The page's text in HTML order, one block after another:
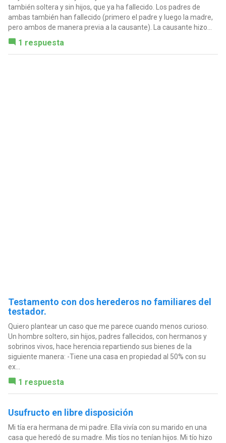
también soltera y sin hijos, que ya ha fallecido. Los padres de
ambas también han fallecido (primero el padre y luego la madre,
pero ambos de manera previa a la causante). La causante hizo...
1 respuesta
Testamento con dos herederos no familiares del
testador.
Quiero plantear un caso que me parece cuando menos curioso.
Un hombre soltero, sin hijos, padres fallecidos, con hermanos y
sobrinos vivos, hace herencia repartiendo sus bienes de la
siguiente manera: -Tiene una casa en propiedad al 50% con su
ex...
1 respuesta
Usufructo en libre disposición
Mi tía era hermana de mi padre. Ella vivía con su marido en una
casa que heredó de su madre. Mis tíos no tenían hijos. Mi tío hizo